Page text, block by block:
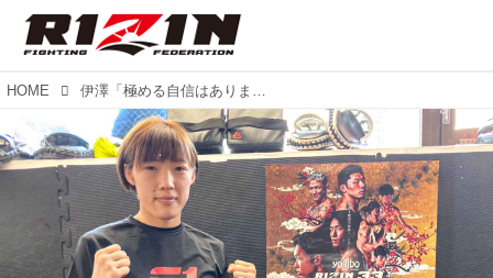
HOME 伊澤「極める自信はあります！」Yogibo presents RIZIN.33 公開練習